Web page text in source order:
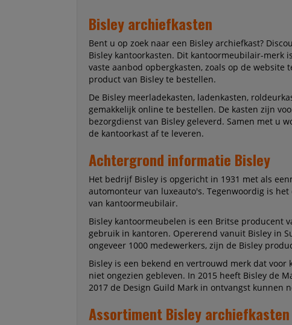
Bisley archiefkasten
Bent u op zoek naar een Bisley archiefkast?
Bisley kantoorkasten. Dit kantoormeubilair-merk
vaste aanbod opbergkasten, zoals op de website
product van Bisley te bestellen.
De Bisley meerladekasten, ladenkasten,
gemakkelijk online te bestellen. De kasten zijn
bezorgdienst van Bisley geleverd. Samen met u
de kantoorkast af te leveren.
Achtergrond informatie Bisley
Het bedrijf Bisley is opgericht in 1931 met als
automonteur van luxeauto's. Tegenwoordig is
van kantoormeubilair.
Bisley kantoormeubelen is een Britse producent
gebruik in kantoren. Opererend vanuit Bisley in
ongeveer 1000 medewerkers, zijn de Bisley
Bisley is een bekend en vertrouwd merk dat
niet ongezien gebleven. In 2015 heeft Bisley de
2017 de Design Guild Mark in ontvangst kunnen
Assortiment Bisley archiefkasten